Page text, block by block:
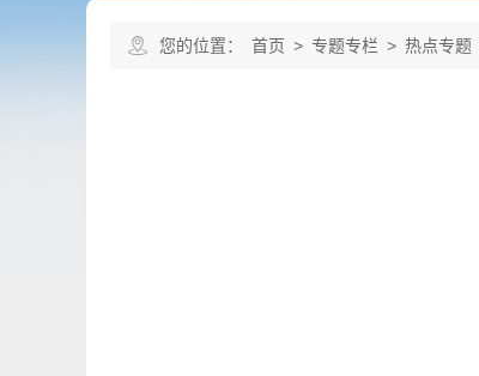
您的位置： 首页 > 专题专栏 > 热点专题